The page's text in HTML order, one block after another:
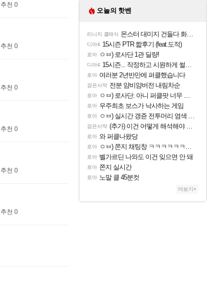
추천 0
추천 0
추천 0
추천 0
추천 0
추천 0
오늘의 핫벤
리니지 클래식 몬스터 대미지 건들다 화들짝하고 걸렸네 ㅋㅋㅋㅋ
디아4 15시즌 PTR 짧후기 (feat.도적)
로아 ㅇㅂ) 로사단 1관 딜량!
디아4 15시즌... 작정하고 시원하게 썰어보라고 만든시즌인 듯
로아 여러분 2년반만에 퍼클했습니다
검은사막 전분 얌비얌버전 내림차순
로아 ㅇㅂ) 로사단: 아니 퍼클팟 너무 심하네 예의가 없어(?)
로아 우주최초 보스가 낙사하는 게임
로아 ㅇㅂ) 실시간 갱쥰 전투머리 염색 ㅋㅋㅋㅋㅋㅋㅋㅋㅋㅋㅋㅋㅋ
검은사막 (추가) 이건 어떻게 해석해야 되나
로아 와 퍼클나왔당
로아 ㅇㅂ) 쫀지 채팅창 ㅋㅋㅋㅋㅋㅋㅋㅋㅋㅋㅋ
로아 벨가르딘 나와도 이건 잊으면 안 돼
로아 쫀지 실시간
로아 노말 클 45분컷
더보기+